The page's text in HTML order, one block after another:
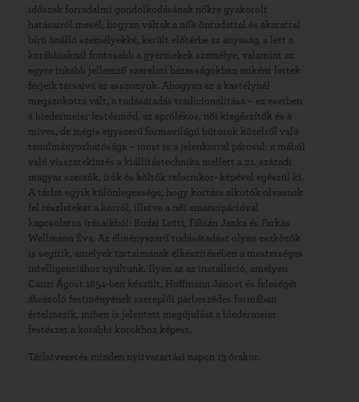
időszak forradalmi gondolkodásának nőkre gyakorolt
hatásairól mesél; hogyan váltak a nők öntudattal és akarattal
bíró önálló személyekké, került előtérbe az anyaság, s lett a
korábbiaknál fontosabb a gyermekek személye, valamint az
egyre inkább jellemző szerelmi házasságokban miként lettek
férjeik társaivá az asszonyok. Ahogyan az a kastélynál
megszokottá vált, a tudásátadás tradicionalitása – ez esetben
a biedermeier festésmód, az aprólékos, női kiegészítők és a
míves, de mégis egyszerű formavilágú bútorok közelről való
tanulmányozhatósága – most is a jelenkorral párosul: a mából
való visszatekintés a kiállítástechnika mellett a 21. századi
magyar szerzők, írók és költők reformkor- képével egészül ki.
A tárlat egyik különlegessége, hogy kortárs alkotók olvasnak
fel részleteket a korról, illetve a női emancipációval
kapcsolatos írásaikból: Budai Lotti, Fábián Janka és Farkas
Wellmann Éva. Az élményszerű tudásátadást olyan eszközök
is segítik, amelyek tartalmának elkészítésében a mesterséges
intelligenciához nyúltunk. Ilyen az az installáció, amelyen
Canzi Ágost 1854-ben készült, Hoffmann Jánost és feleségét
ábrázoló festményének szereplői párbeszédes formában
értelmezik, miben is jelentett megújulást a biedermeier
festészet a korábbi korokhoz képest.
Tárlatvezetés minden nyitvatartási napon 13 órakor.